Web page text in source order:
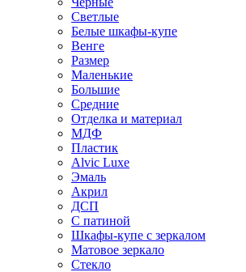
Светлые
Белые шкафы-купе
Венге
Размер
Маленькие
Большие
Средние
Отделка и материал
МДФ
Пластик
Alvic Luxe
Эмаль
Акрил
ДСП
С патиной
Шкафы-купе с зеркалом
Матовое зеркало
Стекло